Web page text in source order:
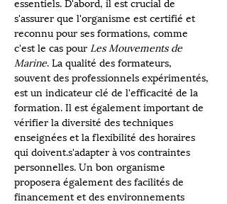
essentiels. D'abord, il est crucial de
s'assurer que l'organisme est certifié et
reconnu pour ses formations, comme
c'est le cas pour Les Mouvements de
Marine. La qualité des formateurs,
souvent des professionnels expérimentés,
est un indicateur clé de l'efficacité de la
formation. Il est également important de
vérifier la diversité des techniques
enseignées et la flexibilité des horaires
qui doivent.s'adapter à vos contraintes
personnelles. Un bon organisme
proposera également des facilités de
financement et des environnements